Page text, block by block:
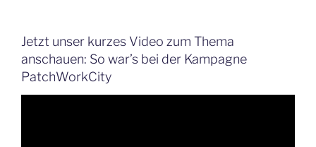
Jetzt unser kurzes Video zum Thema
anschauen: So war’s bei der Kampagne
PatchWorkCity